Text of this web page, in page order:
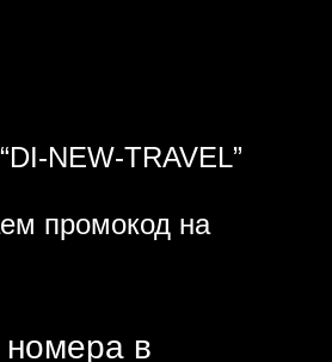
NEW-TRAVEL”
промокод на
номера в